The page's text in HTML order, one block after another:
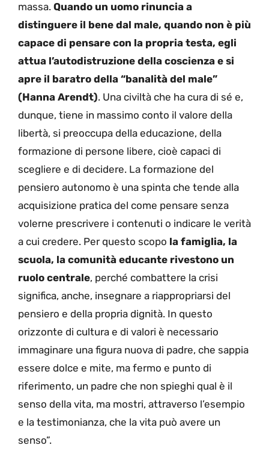
massa. Quando un uomo rinuncia a
distinguere il bene dal male, quando non è più
capace di pensare con la propria testa, egli
attua l’autodistruzione della coscienza e si
apre il baratro della “banalità del male”
(Hanna Arendt). Una civiltà che ha cura di sé e,
dunque, tiene in massimo conto il valore della
libertà, si preoccupa della educazione, della
formazione di persone libere, cioè capaci di
scegliere e di decidere. La formazione del
pensiero autonomo è una spinta che tende alla
acquisizione pratica del come pensare senza
volerne prescrivere i contenuti o indicare le verità
a cui credere. Per questo scopo la famiglia, la
scuola, la comunità educante rivestono un
ruolo centrale, perché combattere la crisi
significa, anche, insegnare a riappropriarsi del
pensiero e della propria dignità. In questo
orizzonte di cultura e di valori è necessario
immaginare una figura nuova di padre, che sappia
essere dolce e mite, ma fermo e punto di
riferimento, un padre che non spieghi qual è il
senso della vita, ma mostri, attraverso l’esempio
e la testimonianza, che la vita può avere un
senso”.